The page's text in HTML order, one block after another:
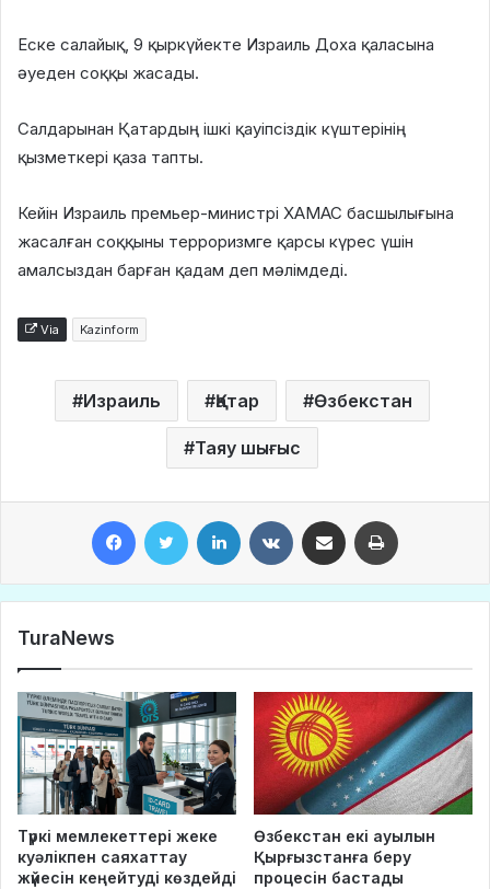
Еске салайық, 9 қыркүйекте Израиль Доха қаласына
әуеден соққы жасады.
Салдарынан Қатардың ішкі қауіпсіздік күштерінің
қызметкері қаза тапты.
Кейін Израиль премьер-министрі ХАМАС басшылығына
жасалған соққыны терроризмге қарсы күрес үшін
амалсыздан барған қадам деп мәлімдеді.
Via Kazinform
Израиль Қатар Өзбекстан
Таяу шығыс
TuraNews
Түркі мемлекеттері жеке
куәлікпен саяхаттау
жүйесін кеңейтуді көздейді
Өзбекстан екі ауылын
Қырғызстанға беру
процесін бастады